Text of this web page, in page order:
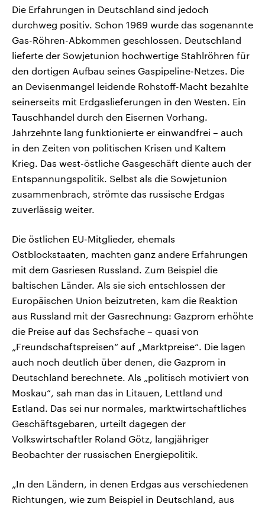
Die Erfahrungen in Deutschland sind jedoch
durchweg positiv. Schon 1969 wurde das sogenannte
Gas-Röhren-Abkommen geschlossen. Deutschland
lieferte der Sowjetunion hochwertige Stahlröhren für
den dortigen Aufbau seines Gaspipeline-Netzes. Die
an Devisenmangel leidende Rohstoff-Macht bezahlte
seinerseits mit Erdgaslieferungen in den Westen. Ein
Tauschhandel durch den Eisernen Vorhang.
Jahrzehnte lang funktionierte er einwandfrei – auch
in den Zeiten von politischen Krisen und Kaltem
Krieg. Das west-östliche Gasgeschäft diente auch der
Entspannungspolitik. Selbst als die Sowjetunion
zusammenbrach, strömte das russische Erdgas
zuverlässig weiter.
Die östlichen EU-Mitglieder, ehemals
Ostblockstaaten, machten ganz andere Erfahrungen
mit dem Gasriesen Russland. Zum Beispiel die
baltischen Länder. Als sie sich entschlossen der
Europäischen Union beizutreten, kam die Reaktion
aus Russland mit der Gasrechnung: Gazprom erhöhte
die Preise auf das Sechsfache – quasi von
„Freundschaftspreisen“ auf „Marktpreise“. Die lagen
auch noch deutlich über denen, die Gazprom in
Deutschland berechnete. Als „politisch motiviert von
Moskau“, sah man das in Litauen, Lettland und
Estland. Das sei nur normales, marktwirtschaftliches
Geschäftsgebaren, urteilt dagegen der
Volkswirtschaftler Roland Götz, langjähriger
Beobachter der russischen Energiepolitik.
„In den Ländern, in denen Erdgas aus verschiedenen
Richtungen, wie zum Beispiel in Deutschland, aus